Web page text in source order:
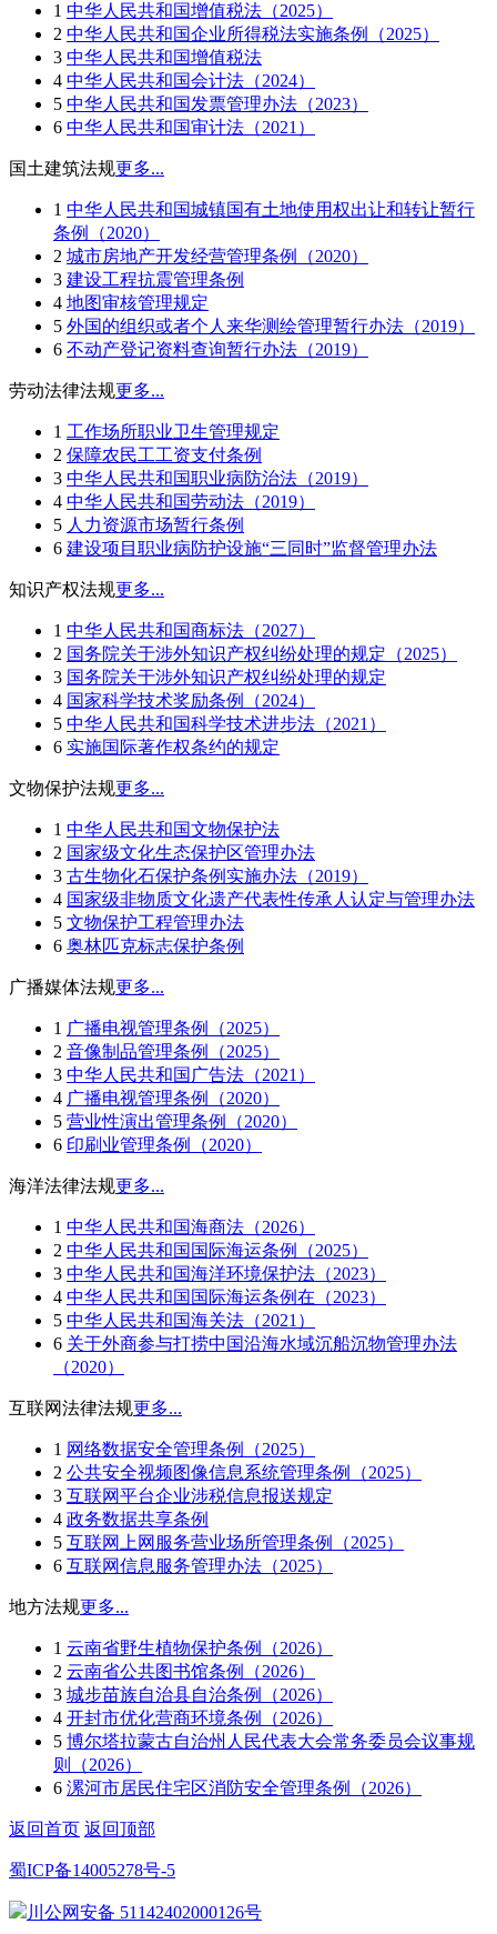
1 中华人民共和国增值税法（2025）
2 中华人民共和国企业所得税法实施条例（2025）
3 中华人民共和国增值税法
4 中华人民共和国会计法（2024）
5 中华人民共和国发票管理办法（2023）
6 中华人民共和国审计法（2021）
国土建筑法规更多...
1 中华人民共和国城镇国有土地使用权出让和转让暂行
条例（2020）
2 城市房地产开发经营管理条例（2020）
3 建设工程抗震管理条例
4 地图审核管理规定
5 外国的组织或者个人来华测绘管理暂行办法（2019）
6 不动产登记资料查询暂行办法（2019）
劳动法律法规更多...
1 工作场所职业卫生管理规定
2 保障农民工工资支付条例
3 中华人民共和国职业病防治法（2019）
4 中华人民共和国劳动法（2019）
5 人力资源市场暂行条例
6 建设项目职业病防护设施“三同时”监督管理办法
知识产权法规更多...
1 中华人民共和国商标法（2027）
2 国务院关于涉外知识产权纠纷处理的规定（2025）
3 国务院关于涉外知识产权纠纷处理的规定
4 国家科学技术奖励条例（2024）
5 中华人民共和国科学技术进步法（2021）
6 实施国际著作权条约的规定
文物保护法规更多...
1 中华人民共和国文物保护法
2 国家级文化生态保护区管理办法
3 古生物化石保护条例实施办法（2019）
4 国家级非物质文化遗产代表性传承人认定与管理办法
5 文物保护工程管理办法
6 奥林匹克标志保护条例
广播媒体法规更多...
1 广播电视管理条例（2025）
2 音像制品管理条例（2025）
3 中华人民共和国广告法（2021）
4 广播电视管理条例（2020）
5 营业性演出管理条例（2020）
6 印刷业管理条例（2020）
海洋法律法规更多...
1 中华人民共和国海商法（2026）
2 中华人民共和国国际海运条例（2025）
3 中华人民共和国海洋环境保护法（2023）
4 中华人民共和国国际海运条例在（2023）
5 中华人民共和国海关法（2021）
6 关于外商参与打捞中国沿海水域沉船沉物管理办法
（2020）
互联网法律法规更多...
1 网络数据安全管理条例（2025）
2 公共安全视频图像信息系统管理条例（2025）
3 互联网平台企业涉税信息报送规定
4 政务数据共享条例
5 互联网上网服务营业场所管理条例（2025）
6 互联网信息服务管理办法（2025）
地方法规更多...
1 云南省野生植物保护条例（2026）
2 云南省公共图书馆条例（2026）
3 城步苗族自治县自治条例（2026）
4 开封市优化营商环境条例（2026）
5 博尔塔拉蒙古自治州人民代表大会常务委员会议事规
则（2026）
6 漯河市居民住宅区消防安全管理条例（2026）
返回首页 返回顶部
蜀ICP备14005278号-5
川公网安备 51142402000126号